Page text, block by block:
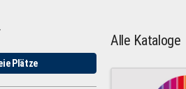
Plätze
Alle Kataloge